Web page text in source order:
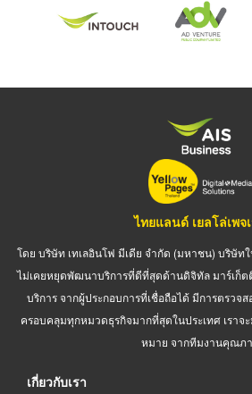
ไทยแลนด์ เยลโล่เพจ
โดย บริษัท เทเลอินโฟ มีเดีย จำกัด (มหาชน) บริษัทใ
ไม่เคยหยุดพัฒนาบริการที่ดีที่สุดด้านดิจิทัล มาร์เก็ต
บริการ จากผู้ประกอบการที่เชื่อถือได้ มีการตรวจ
ครอบคลุมทุกหมวดธุรกิจมากที่สุดในประเทศ เราจ
หมาย จากทีมงานคุณภ
เกี่ยวกับเรา